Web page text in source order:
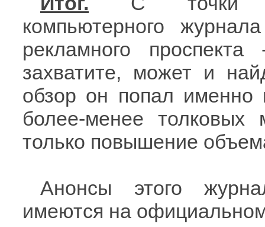
компьютерного
рекламного
захватите, может и
обзор он попал именно
более-менее толковых
только повышение
Анонсы этого
имеются на